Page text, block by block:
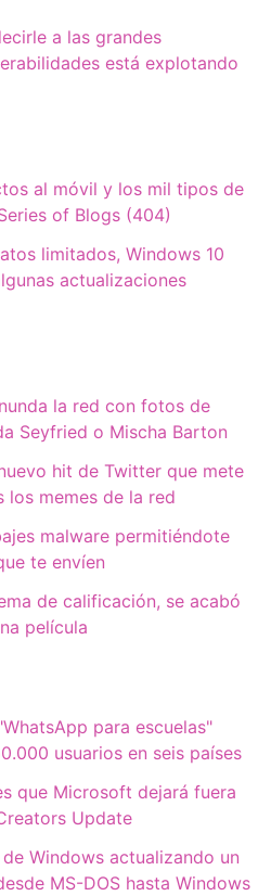
a las grandes
está explotando
al móvil y los mil tipos de
of Blogs (404)
limitados, Windows 10
actualizaciones
la red con fotos de
Seyfried o Mischa Barton
hit de Twitter que mete
los memes de la red
malware permitiéndote
te envíen
de calificación, se acabó
película
para escuelas"
usuarios en seis países
que Microsoft dejará fuera
Update
Windows actualizando un
MS-DOS hasta Windows